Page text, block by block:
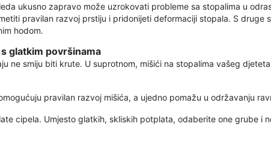
ukusno zapravo može uzrokovati probleme sa stopalima u
pravilan razvoj prstiju i pridonijeti deformaciji stopala. S druge
hodom.
glatkim površinama
ne smiju biti krute. U suprotnom, mišići na stopalima vašeg
pravilan razvoj mišića, a ujedno pomažu u održavanju
cipela. Umjesto glatkih, skliskih potplata, odaberite one grube i